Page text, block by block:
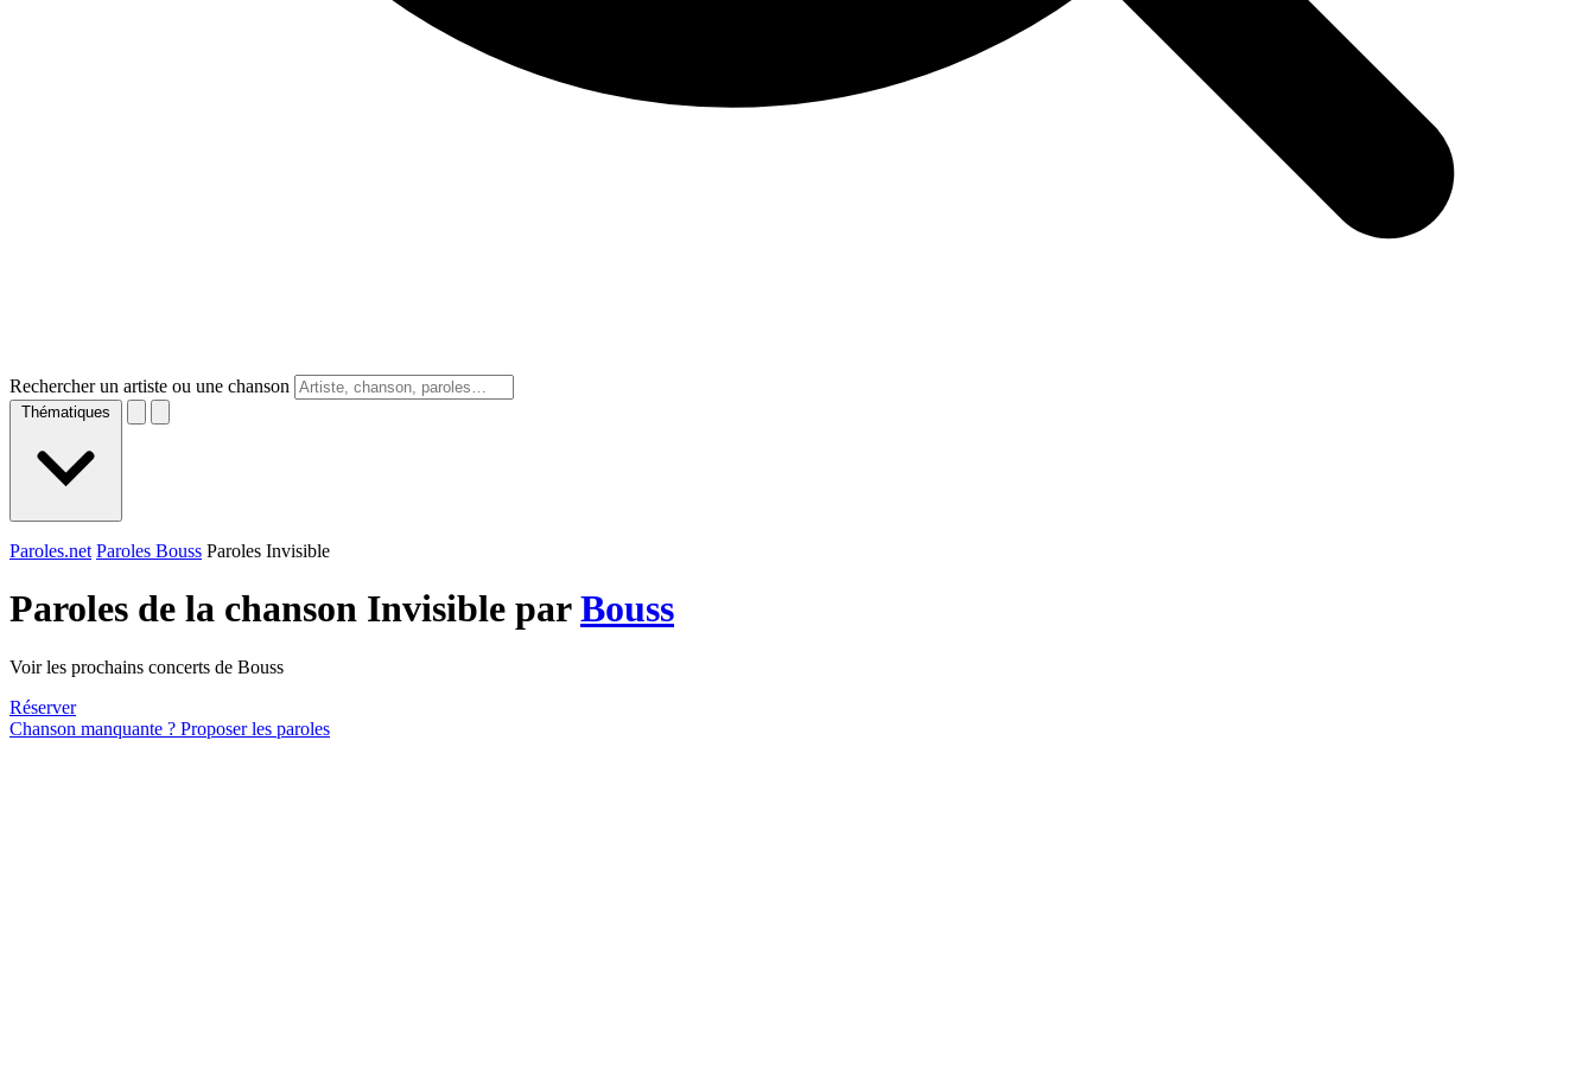
Rechercher un artiste ou une chanson
Thématiques
Paroles.net Paroles Bouss Paroles Invisible
Paroles de la chanson Invisible parBouss
Voir les prochains concerts de Bouss
Réserver
Chanson manquante ? Proposer les paroles